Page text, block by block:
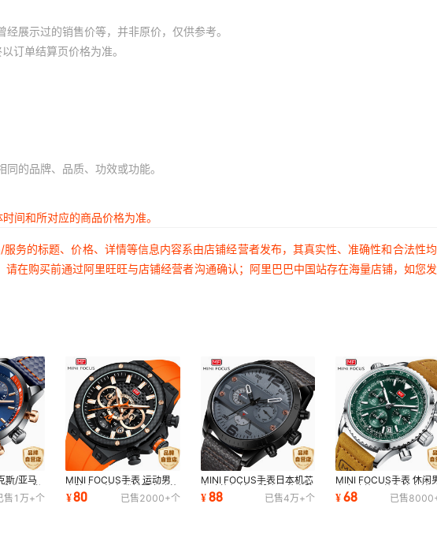
展示过的销售价等，并非原价，仅供参考。
订单结算页价格为准。
的品牌、品质、功效或功能。
间和所对应的商品价格为准。
务的标题、价格、详情等信息内容系由店铺经营者发布，其真实性、准确性和合法性
在购买前通过阿里旺旺与店铺经营者沟通确认；阿里巴巴中国站存在海量店铺，如您
斯/亚马
表/现货
售 1万+个
MINI FOCUS手表 运动男
表防水石英表碳纤圈多功能
男士手表0468G
¥80 已售2000+个
MINI FOCUS手表日本机芯
多功能机械风潮流石英表防
水男手表0068G
¥88 已售4万+个
MINI FOCUS手表 休闲
表多功能石英表航空计
手表真皮带0463G
¥68 已售